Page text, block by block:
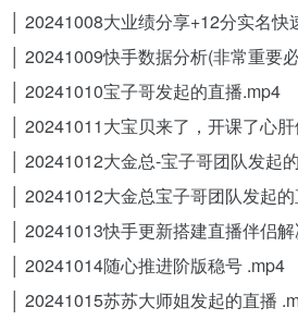
│ 20241008大业绩分享+12分实名
│ 20241009快手数据分析(非常重要
│ 20241010宝子哥发起的直播.mp4
│ 20241011大宝贝来了，开课了心
│ 20241012大金总-宝子哥团队发起
│ 20241012大金总宝子哥团队发起
│ 20241013快手更新搭建直播伴侣
│ 20241014随心推进阶版稳号 .mp4
│ 20241015苏苏大师姐发起的直播